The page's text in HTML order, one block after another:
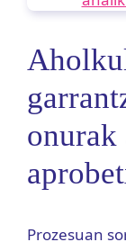
onurak
Prozesuan